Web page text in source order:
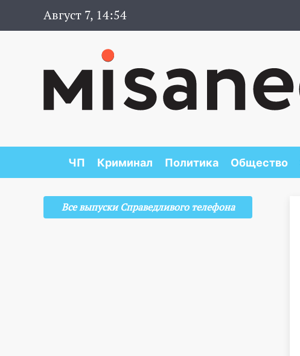
Август 7, 14:54
ЧП Криминал Политика Общество
Все выпуски Справедливого телефона